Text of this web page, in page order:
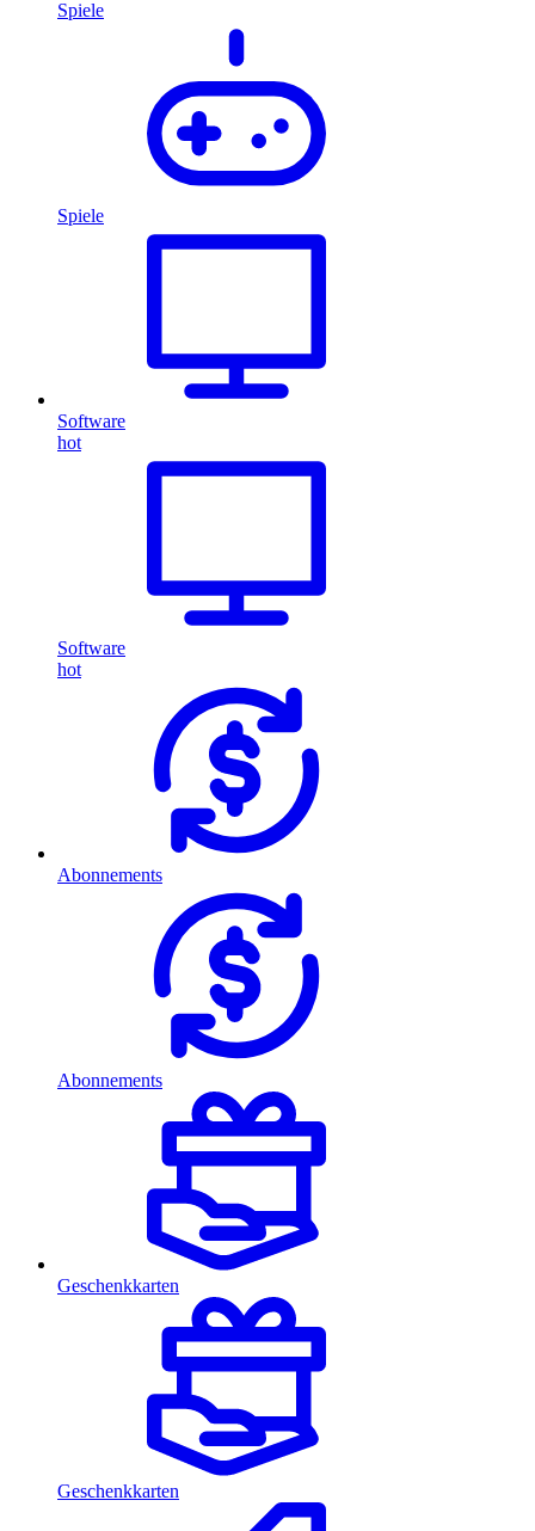
Spiele
Spiele
Software
hot
Software
hot
Abonnements
Abonnements
Geschenkkarten
Geschenkkarten